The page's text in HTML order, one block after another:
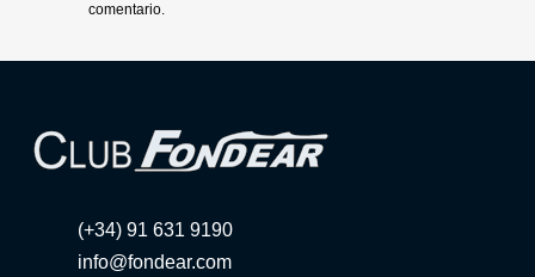
comentario.
(+34) 91 631 9190
info@fondear.com